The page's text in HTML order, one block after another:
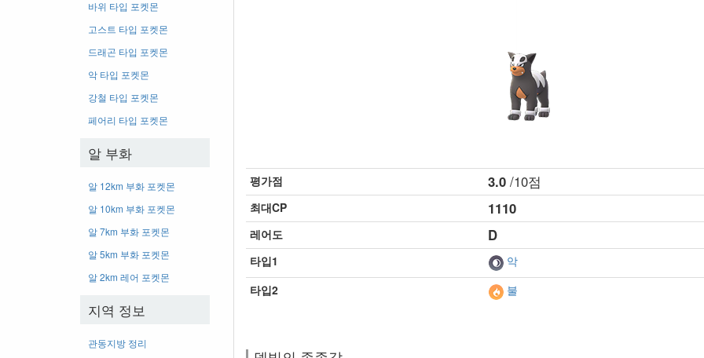
바위 타입 포켓몬
고스트 타입 포켓몬
드래곤 타입 포켓몬
악 타입 포켓몬
강철 타입 포켓몬
페어리 타입 포켓몬
알 부화
알 12km 부화 포켓몬
알 10km 부화 포켓몬
알 7km 부화 포켓몬
알 5km 부화 포켓몬
알 2km 레어 포켓몬
지역 정보
관동지방 정리
평가점 3.0 /10점
최대CP 1110
레어도 D
타입1
악
타입2
불